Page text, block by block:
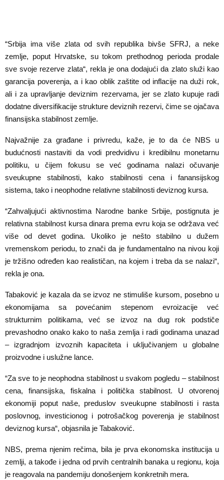
“Srbija ima više zlata od svih republika bivše SFRJ, a neke
zemlje, poput Hrvatske, su tokom prethodnog perioda prodale
sve svoje rezerve zlata“, rekla je ona dodajući da zlato služi kao
garancija poverenja, a i kao oblik zaštite od inflacije na duži rok,
ali i za upravljanje deviznim rezervama, jer se zlato kupuje radi
dodatne diversifikacije strukture deviznih rezervi, čime se ojačava
finansijska stabilnost zemlje.
Najvažnije za građane i privredu, kaže, je to da će NBS u
budućnosti nastaviti da vodi predvidivu i kredibilnu monetarnu
politiku, u čijem fokusu se već godinama nalazi očuvanje
sveukupne stabilnosti, kako stabilnosti cena i fanansijskog
sistema, tako i neophodne relativne stabilnosti deviznog kursa.
“Zahvaljujući aktivnostima Narodne banke Srbije, postignuta je
relativna stabilnost kursa dinara prema evru koja se održava već
više od devet godina. Ukoliko je nešto stabilno u dužem
vremenskom periodu, to znači da je fundamentalno na nivou koji
je tržišno određen kao realističan, na kojem i treba da se nalazi“,
rekla je ona.
Tabaković je kazala da se izvoz ne stimuliše kursom, posebno u
ekonomijama sa povećanim stepenom evroizacije već
strukturnim politikama, već se izvoz na dug rok podstiče
prevashodno onako kako to naša zemlja i radi godinama unazad
– izgradnjom izvoznih kapaciteta i uključivanjem u globalne
proizvodne i uslužne lance.
“Za sve to je neophodna stabilnost u svakom pogledu – stabilnost
cena, finansijska, fiskalna i politička stabilnost. U otvorenoj
ekonomiji poput naše, preduslov sveukupne stabilnosti i rasta
poslovnog, investicionog i potrošačkog poverenja je stabilnost
deviznog kursa“, objasnila je Tabaković.
NBS, prema njenim rečima, bila je prva ekonomska institucija u
zemlji, a takođe i jedna od prvih centralnih banaka u regionu, koja
je reagovala na pandemiju donošenjem konkretnih mera.